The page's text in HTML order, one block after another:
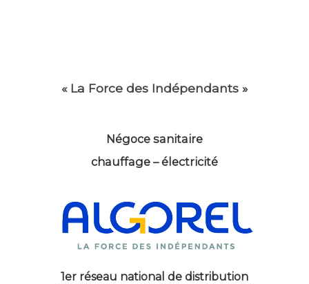
« La Force des Indépendants »
Négoce sanitaire
chauffage – électricité
1er réseau national de distribution